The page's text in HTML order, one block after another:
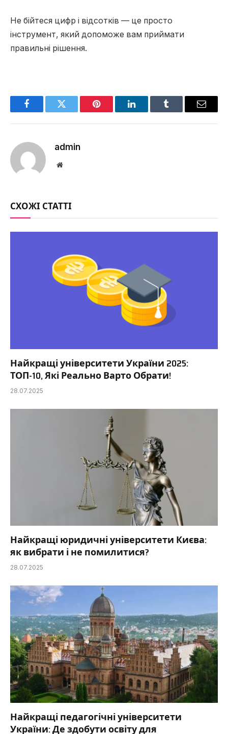
Не бійтеся цифр і відсотків — це просто
інструмент, який допоможе вам приймати
правильні рішення.
FacebookTwitter Pinterest LinkedInTumblr Email
admin
Website
СХОЖІ СТАТТІ
Найкращі університети України 2025:
ТОП-10, Які Реально Варто Обрати!
28.07.2025
Найкращі юридичні університети Києва:
як вибрати і не помилитися?
28.07.2025
Найкращі педагогічні університети
України: Де здобути освіту для